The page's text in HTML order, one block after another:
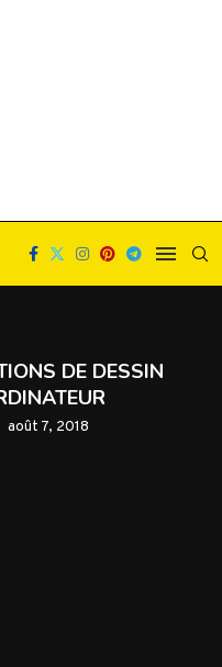
DE DESSIN
août 7, 2018